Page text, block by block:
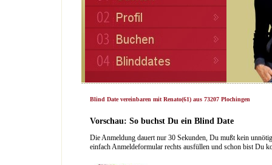
Blind Date vereinbaren mit Renato(61) aus 73207 Plochingen
Vorschau: So buchst Du ein Blind Date
Die Anmeldung dauert nur 30 Sekunden, Du mußt kein
einfach Anmeldeformular rechts ausfüllen und schon bist Du